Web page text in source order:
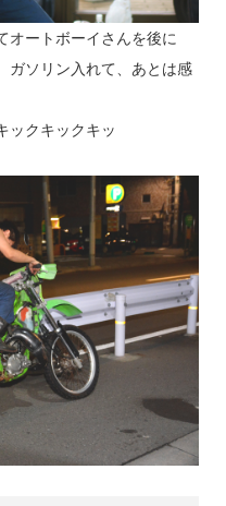
オートボーイさんを後に
ガソリン入れて、あとは感
ックキックキッ